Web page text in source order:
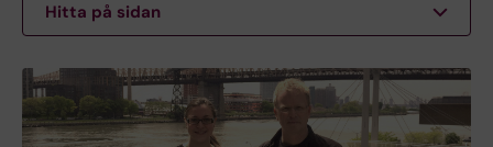
Hitta på sidan